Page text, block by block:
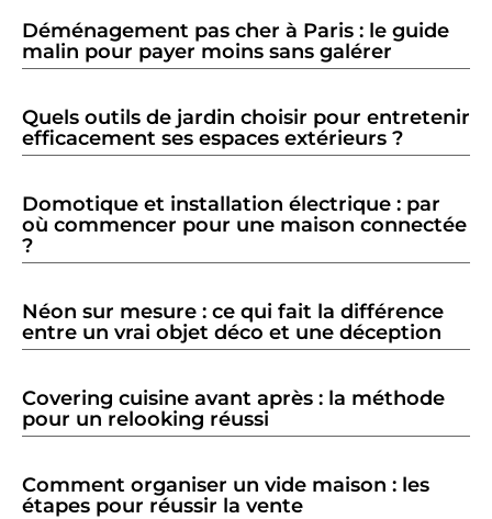
Déménagement pas cher à Paris : le guide
malin pour payer moins sans galérer
Quels outils de jardin choisir pour entretenir
efficacement ses espaces extérieurs ?
Domotique et installation électrique : par
où commencer pour une maison connectée
?
Néon sur mesure : ce qui fait la différence
entre un vrai objet déco et une déception
Covering cuisine avant après : la méthode
pour un relooking réussi
Comment organiser un vide maison : les
étapes pour réussir la vente